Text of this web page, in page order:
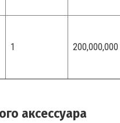
1 200,000,000
аксессуара